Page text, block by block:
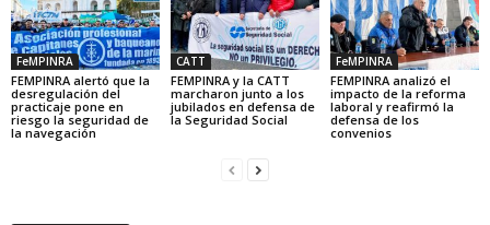
FeMPINRA
FEMPINRA alertó que la
desregulación del
practicaje pone en
riesgo la seguridad de
la navegación
CATT
FEMPINRA y la CATT
marcharon junto a los
jubilados en defensa de
la Seguridad Social
FeMPINRA
FEMPINRA analizó el
impacto de la reforma
laboral y reafirmó la
defensa de los
convenios